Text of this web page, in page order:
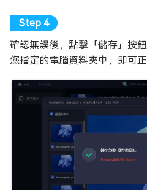
確認無誤後，點擊「儲存」按
您指定的電腦資料夾中，即可正